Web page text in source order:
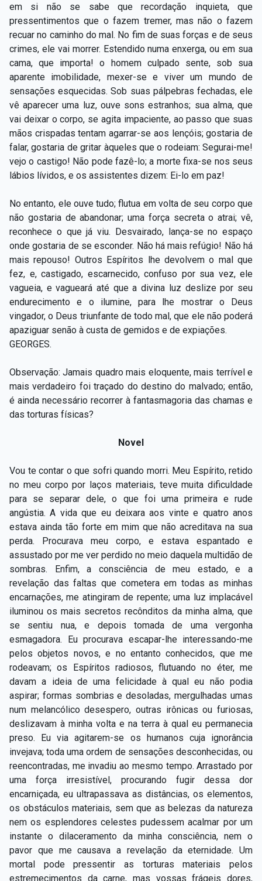
em si não se sabe que recordação inquieta, que
pressentimentos que o fazem tremer, mas não o fazem
recuar no caminho do mal. No fim de suas forças e de seus
crimes, ele vai morrer. Estendido numa enxerga, ou em sua
cama, que importa! o homem culpado sente, sob sua
aparente imobilidade, mexer-se e viver um mundo de
sensações esquecidas. Sob suas pálpebras fechadas, ele
vê aparecer uma luz, ouve sons estranhos; sua alma, que
vai deixar o corpo, se agita impaciente, ao passo que suas
mãos crispadas tentam agarrar-se aos lençóis; gostaria de
falar, gostaria de gritar àqueles que o rodeiam: Segurai-me!
vejo o castigo! Não pode fazê-lo; a morte fixa-se nos seus
lábios lívidos, e os assistentes dizem: Ei-lo em paz!
No entanto, ele ouve tudo; flutua em volta de seu corpo que
não gostaria de abandonar; uma força secreta o atrai; vê,
reconhece o que já viu. Desvairado, lança-se no espaço
onde gostaria de se esconder. Não há mais refúgio! Não há
mais repouso! Outros Espíritos lhe devolvem o mal que
fez, e, castigado, escarnecido, confuso por sua vez, ele
vagueia, e vagueará até que a divina luz deslize por seu
endurecimento e o ilumine, para lhe mostrar o Deus
vingador, o Deus triunfante de todo mal, que ele não poderá
apaziguar senão à custa de gemidos e de expiações.
GEORGES.
Observação: Jamais quadro mais eloquente, mais terrível e
mais verdadeiro foi traçado do destino do malvado; então,
é ainda necessário recorrer à fantasmagoria das chamas e
das torturas físicas?
Novel
Vou te contar o que sofri quando morri. Meu Espírito, retido
no meu corpo por laços materiais, teve muita dificuldade
para se separar dele, o que foi uma primeira e rude
angústia. A vida que eu deixara aos vinte e quatro anos
estava ainda tão forte em mim que não acreditava na sua
perda. Procurava meu corpo, e estava espantado e
assustado por me ver perdido no meio daquela multidão de
sombras. Enfim, a consciência de meu estado, e a
revelação das faltas que cometera em todas as minhas
encarnações, me atingiram de repente; uma luz implacável
iluminou os mais secretos recônditos da minha alma, que
se sentiu nua, e depois tomada de uma vergonha
esmagadora. Eu procurava escapar-lhe interessando-me
pelos objetos novos, e no entanto conhecidos, que me
rodeavam; os Espíritos radiosos, flutuando no éter, me
davam a ideia de uma felicidade à qual eu não podia
aspirar; formas sombrias e desoladas, mergulhadas umas
num melancólico desespero, outras irônicas ou furiosas,
deslizavam à minha volta e na terra à qual eu permanecia
preso. Eu via agitarem-se os humanos cuja ignorância
invejava; toda uma ordem de sensações desconhecidas, ou
reencontradas, me invadiu ao mesmo tempo. Arrastado por
uma força irresistível, procurando fugir dessa dor
encarniçada, eu ultrapassava as distâncias, os elementos,
os obstáculos materiais, sem que as belezas da natureza
nem os esplendores celestes pudessem acalmar por um
instante o dilaceramento da minha consciência, nem o
pavor que me causava a revelação da eternidade. Um
mortal pode pressentir as torturas materiais pelos
estremecimentos da carne, mas vossas frágeis dores,